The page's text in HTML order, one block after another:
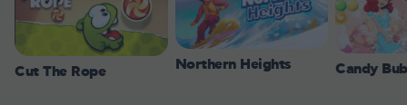
Cut The Rope Northern Heights Candy